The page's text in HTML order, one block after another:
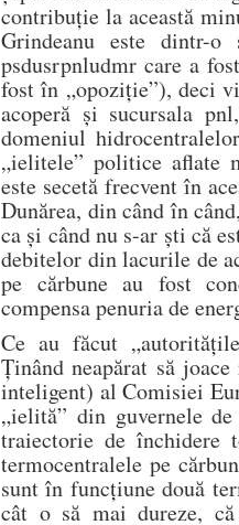
contribuție la această
Grindeanu este dintr-
psdusrpnludmr care a
fost în „opoziție”), deci
acoperă și sucursala
domeniul
„ielitele” politice aflate
este secetă frecvent în
Dunărea, din când în
ca și când nu s-ar ști că
debitelor din lacurile de
pe cărbune au fost
compensa penuria de
Ce au făcut
Ținând neapărat să
inteligent) al Comisiei
„ielită” din guvernele
traiectorie de închidere
termocentralele pe
sunt în funcțiune două
cât o să mai dureze,